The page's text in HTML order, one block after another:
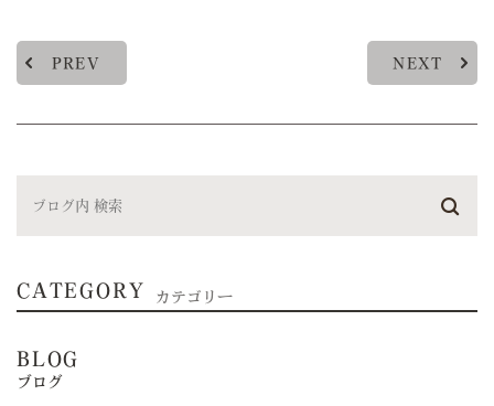
PREV NEXT
CATEGORY カテゴリー
BLOG
ブログ